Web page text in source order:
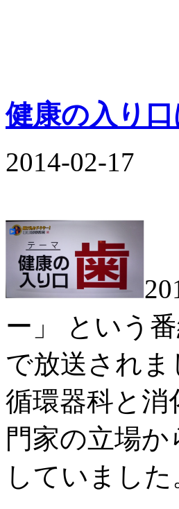
健康の入り
2014-02-17
ー」 という
で放送されま
循環器科と消
門家の立場
していました